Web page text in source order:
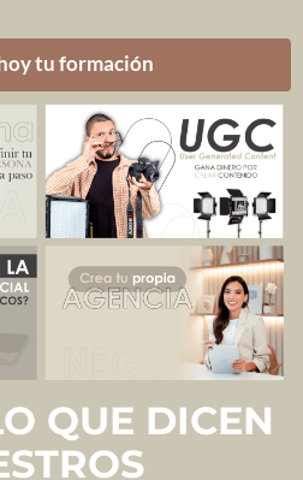
tu formación
QUE DICEN